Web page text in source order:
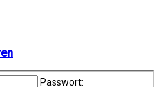
Passwort: